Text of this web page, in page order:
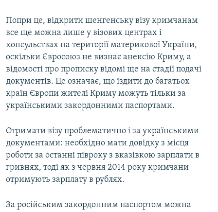
Попри це, відкрити шенгенську візу кримчанам
все ще можна лише у візових центрах і
консульствах на території материкової України,
оскільки Євросоюз не визнає анексію Криму, а
відомості про прописку відомі ще на стадії подачі
документів. Це означає, що їздити до багатьох
країн Європи жителі Криму можуть тільки за
українськими закордонними паспортами.
Отримати візу проблематично і за українськими
документами: необхідно мати довідку з місця
роботи за останні півроку з вказівкою зарплати в
гривнях, тоді як з червня 2014 року кримчани
отримують зарплату в рублях.
За російським закордонним паспортом можна